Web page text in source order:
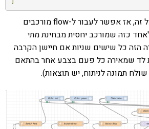
אם הצלחתם להתגבר על זה, אז אפשר לעבור ל-flow מורכבים
כזה שמורכב יחסית מבחינת מתי
כל שישים שניות אם חיישן הקרבה
לד שמאירה כל פעם בצבע אחר בהתאם
תמונה לניתוח, יש תוצאות).